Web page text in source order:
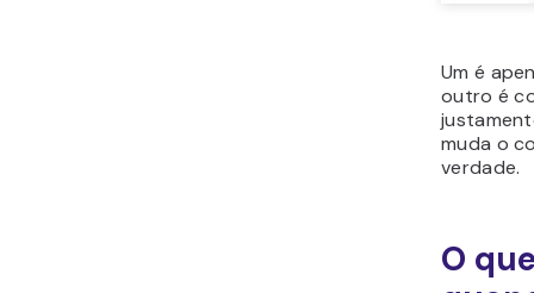
Um é
outro é
muda o
verdade.
O